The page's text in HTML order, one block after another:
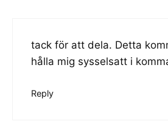
tack för att dela. Detta
hålla mig sysselsatt i
Reply